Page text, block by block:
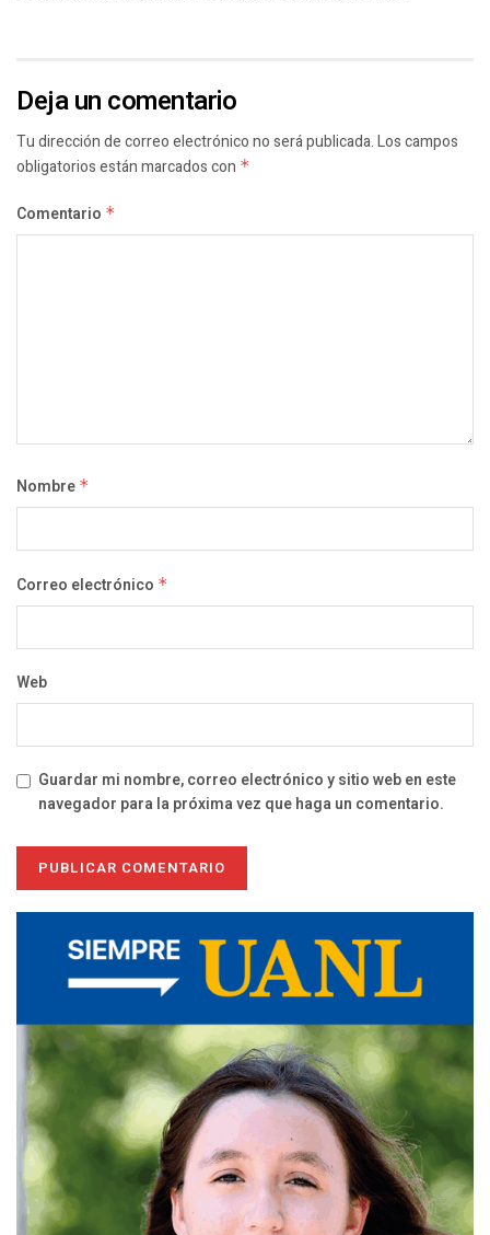
Deja un comentario
Tu dirección de correo electrónico no será publicada.Los campos
obligatorios están marcados con *
Comentario *
Nombre *
Correo electrónico *
Web
Guardar mi nombre, correo electrónico y sitio web en este
navegador para la próxima vez que haga un comentario.